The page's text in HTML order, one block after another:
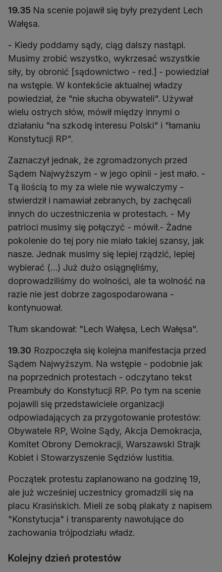
19.35 Na scenie pojawił się były prezydent Lech
Wałęsa.
- Kiedy poddamy sądy, ciąg dalszy nastąpi.
Musimy zrobić wszystko, wykrzesać wszystkie
siły, by obronić [sądownictwo - red.] - powiedział
na wstępie. W kontekście aktualnej władzy
powiedział, że "nie słucha obywateli". Używał
wielu ostrych słów, mówił między innymi o
działaniu "na szkodę interesu Polski" i "łamaniu
Konstytucji RP".
Zaznaczył jednak, że zgromadzonych przed
Sądem Najwyższym - w jego opinii - jest mało. -
Tą ilością to my za wiele nie wywalczymy -
stwierdził i namawiał zebranych, by zachęcali
innych do uczestniczenia w protestach. - My
patrioci musimy się połączyć - mówił.- Żadne
pokolenie do tej pory nie miało takiej szansy, jak
nasze. Jednak musimy się lepiej rządzić, lepiej
wybierać (…) Już dużo osiągnęliśmy,
doprowadziliśmy do wolności, ale ta wolność na
razie nie jest dobrze zagospodarowana -
kontynuował.
Tłum skandował: "Lech Wałęsa, Lech Wałęsa".
19.30 Rozpoczęła się kolejna manifestacja przed
Sądem Najwyższym. Na wstępie - podobnie jak
na poprzednich protestach - odczytano tekst
Preambuły do Konstytucji RP. Po tym na scenie
pojawili się przedstawiciele organizacji
odpowiadających za przygotowanie protestów:
Obywatele RP, Wolne Sądy, Akcja Demokracja,
Komitet Obrony Demokracji, Warszawski Strajk
Kobiet i Stowarzyszenie Sędziów Iustitia.
Początek protestu zaplanowano na godzinę 19,
ale już wcześniej uczestnicy gromadzili się na
placu Krasińskich. Mieli ze sobą plakaty z napisem
"Konstytucja" i transparenty nawołujące do
zachowania trójpodziału władz.
Kolejny dzień protestów